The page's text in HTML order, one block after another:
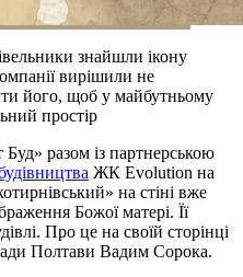
знайшли ікону
вирішили не
його, щоб у майбутньому
простір
разом із партнерською
ЖК Evolution на
на стіні вже
Божої матері. Її
Про це на своїй сторінці
Полтави Вадим Сорока.